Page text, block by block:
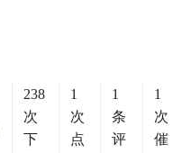
238
次
下
1
次
点
1
条
评
1
次
催